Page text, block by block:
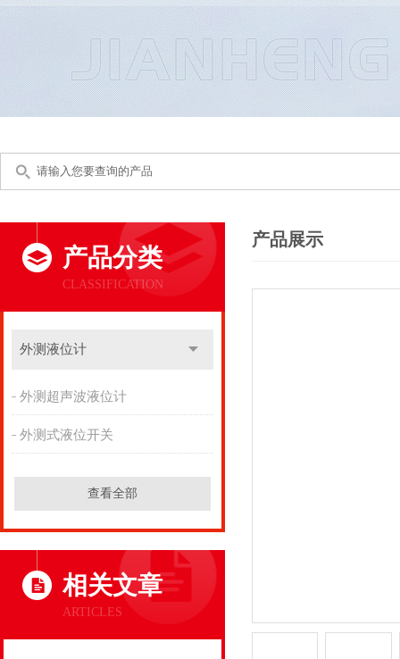
产品分类
CLASSIFICATION
外测液位计
外测超声波液位计
外测式液位开关
查看全部
相关文章
ARTICLES
产品展示